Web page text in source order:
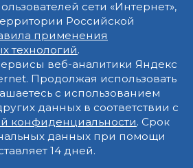
сети «Интернет»,
Российской
применения
технологий.
веб-аналитики Яндекс
Продолжая использовать
с использованием
данных в соответствии с
конфиденциальности. Срок
данных при помощи
14 дней.